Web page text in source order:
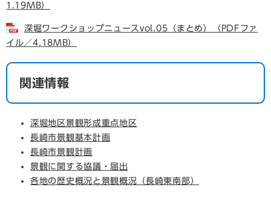
1.19MB）
深堀ワークショップニュースvol.05（まとめ）（PDFファ
イル／4.18MB）
関連情報
深堀地区景観形成重点地区
長崎市景観基本計画
長崎市景観計画
景観に関する協議・届出
各地の歴史概況と景観概況（長崎東南部）